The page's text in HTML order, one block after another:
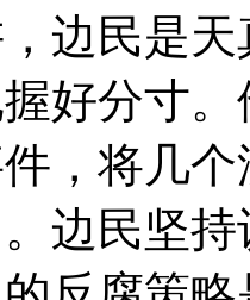
边民是
好分寸
，将几
边民坚